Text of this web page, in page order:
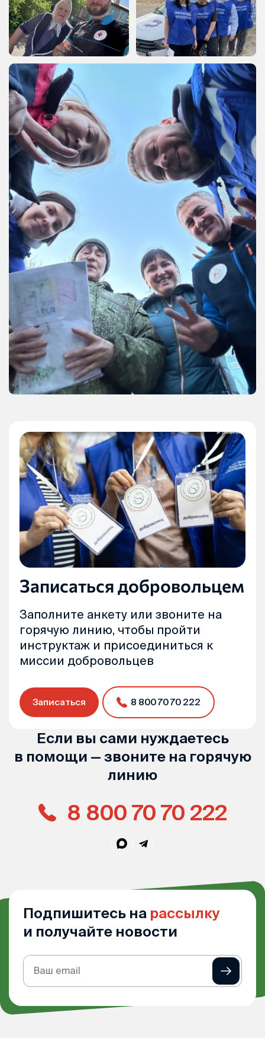
Записаться добровольцем
Заполните анкету или звоните на
горячую линию, чтобы пройти
инструктаж и присоединиться к
миссии добровольцев
Записаться 8 800 70 70 222
Если вы сами нуждаетесь
в помощи — звоните на горячую
линию
8 800 70 70 222
Подпишитесь на рассылку
и получайте новости
Подписка
на